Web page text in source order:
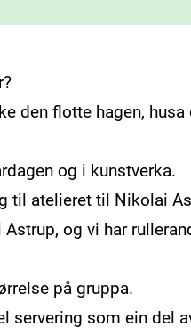
den flotte hagen, husa
og i kunstverka.
til atelieret til Nikolai
og vi har
på gruppa.
servering som ein del